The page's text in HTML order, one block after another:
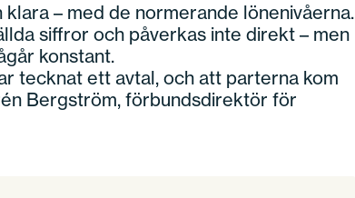
– med de normerande lönenivåerna.
siffror och påverkas inte direkt – men
konstant.
tecknat ett avtal, och att parterna kom
Bergström, förbundsdirektör för